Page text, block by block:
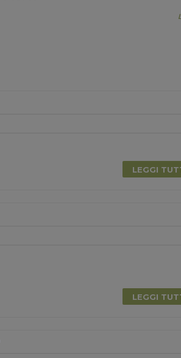
LEGGI
LEGGI